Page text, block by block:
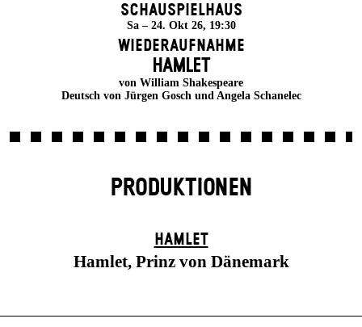
Schauspielhaus
Sa – 24. Okt 26, 19:30
Wiederaufnahme
HAMLET
von William Shakespeare
Deutsch von Jürgen Gosch und Angela Schanelec
PRODUKTIONEN
HAMLET
Hamlet, Prinz von Dänemark